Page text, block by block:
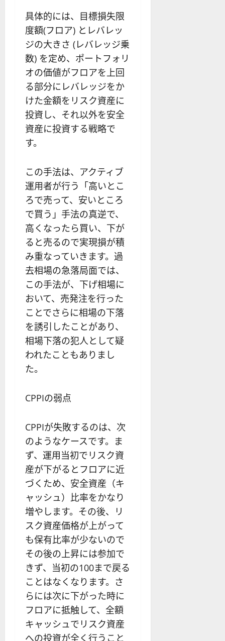
具体的には、目標損失限
度額(フロア) とレバレッ
ジの大きさ (レバレッジ乗
数) を定め、ポートフォリ
オの価値がフロアを上回
る部分にレバレッジをか
けた金額をリスク資産に
投資し、それ以外を安全
資産に投資する戦略で
す。
この手法は、アクティブ
運用者が行う「高いとこ
ろで売って、安いところ
で買う」手法の真逆で、
高くなったら買い、下が
ると売るので実現損が積
み重なっていきます。過
去相場の急落局面では、
この手法が、下げ相場に
おいて、売発注を行った
ことでさらに相場の下落
を誘引したことがあり、
相場下落の犯人として疑
われたこともありまし
た。
CPPIの弱点
CPPIが失敗するのは、次
のようなケースです。ま
ず、運用当初でリスク資
産が下がるとフロアに近
づくため、安全資産（キ
ャッシュ）比率をかなり
増やします。その後、リ
スク資産価格が上がって
も保有比率が少ないので
その後の上昇には参加で
きず、当初の100まで戻る
ことはなくなります。さ
らには次に下がった時に
フロアに抵触して、全額
キャッシュでリスク資産
への投資が全く行うこと